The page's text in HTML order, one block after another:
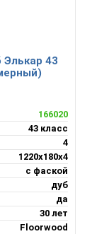
Элькар 43
166020
43 класс
4
1220х180х4
с фаской
дуб
да
30 лет
Floorwood